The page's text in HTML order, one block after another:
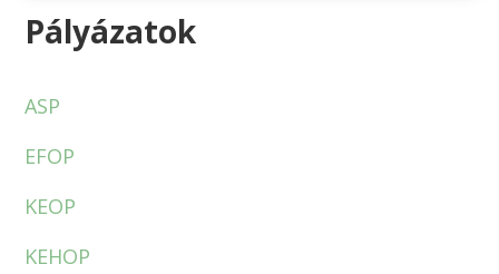
Pályázatok
ASP
EFOP
KEOP
KEHOP